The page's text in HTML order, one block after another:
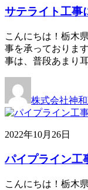
サテライト工事
こんにちは！栃木
事を承っておりま
事は、普段あまり
株式会社神
2022年10月26日
パイプライン工
こんにちは！栃木